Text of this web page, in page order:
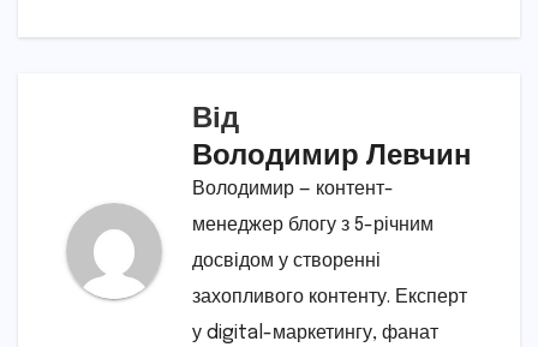
Від
Володимир Левчин
Володимир — контент-
менеджер блогу з 5-річним
досвідом у створенні
захопливого контенту. Експерт
у digital-маркетингу, фанат